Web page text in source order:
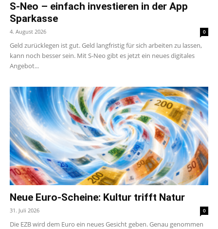
S-Neo – einfach investieren in der App
Sparkasse
4. August 2026 0
Geld zurücklegen ist gut. Geld langfristig für sich arbeiten zu lassen,
kann noch besser sein. Mit S-Neo gibt es jetzt ein neues digitales
Angebot...
Neue Euro-Scheine: Kultur trifft Natur
31. Juli 2026 0
Die EZB wird dem Euro ein neues Gesicht geben. Genau genommen